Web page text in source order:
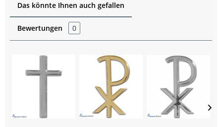
Das könnte Ihnen auch gefallen
Bewertungen 0